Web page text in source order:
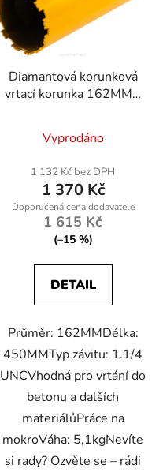
Diamantová korunková
vrtací korunka 162MM x
Vyprodáno
1 132 Kč bez DPH
1 370 Kč
1 615 Kč
(–15 %)
DETAIL
Průměr: 162MMDélka:
450MMTyp závitu: 1.1/4
UNCVhodná pro vrtání do
betonu a dalších
materiálůPráce na
mokroVáha: 5,1kgNevíte
si rady? Ozvěte se – rádi